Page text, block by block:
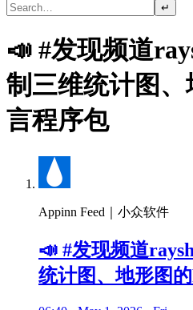
↵
📣 #发现频道
制三维统计图
言程序包
Appinn Feed｜小众软件
📣 #发现频道
统计图、地形图